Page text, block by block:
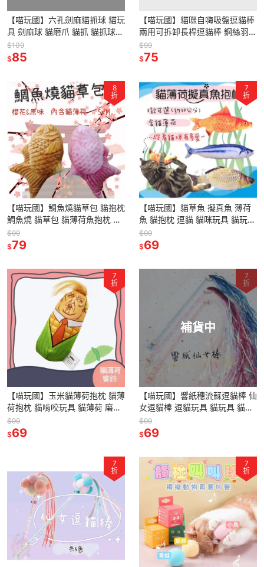
【喵玩國】六孔劍麻貓抓球 貓玩
具 劍麻球 貓磨爪 貓抓 貓抓球
貓抓板 貓紓壓玩具 逗貓玩具 羽
毛玩具 球玩具
$109
$85
【喵玩國】貓咪自嗨吸盤逗貓棒
兩用可拆卸長桿逗貓棒 鋼絲羽毛
鈴鐺真空吸盤 貓咪玩具 幼貓小
貓解悶玩具 懶人玩具
$99
$75
8
折
【喵玩國】鯛魚燒貓草包 貓抱枕
鯛魚燒 貓草包 貓薄荷魚抱枕 貓
玩具 貓草魚 貓草抱枕 貓草包 貓
薄荷抱枕 貓薄荷
$99
$79
7
折
【喵玩國】貓草魚 擬真魚 薄荷
魚 貓抱枕 逗貓 貓咪玩具 貓玩具
$99
$69
7
折
【喵玩國】玉米貓薄荷抱枕 貓薄
荷抱枕 貓啃咬玩具 貓薄荷 磨牙
寵物磨牙玩具 貓咪設計師 貓薄
荷
$99
$69
補貨中
7
折
【喵玩國】響紙穗流蘇逗貓棒 仙
女逗貓棒 逗貓玩具 貓玩具 貓咪
玩具 逗貓棒 逗貓神器 貓貓玩具
$99
$69
7
折
7
折